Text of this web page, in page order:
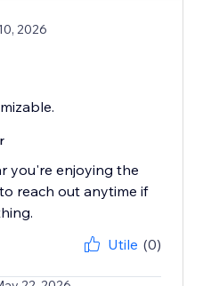
2026
you're enjoying the
reach out anytime if
Utile (0)